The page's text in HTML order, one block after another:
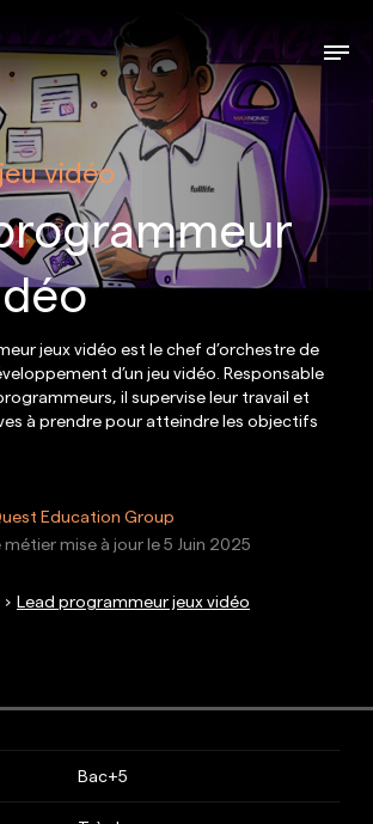
jeu vidéo
jeux vidéo est le chef d’orchestre de
d’un jeu vidéo. Responsable
il supervise leur travail et
à prendre pour atteindre les objectifs
Education Group
métier mise à jour le5 Juin 2025
Lead programmeur jeux vidéo
Bac+5